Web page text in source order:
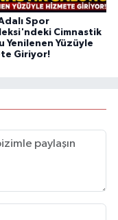
Spor
Cimnastik
Yenilenen Yüzüyle
Giriyor!